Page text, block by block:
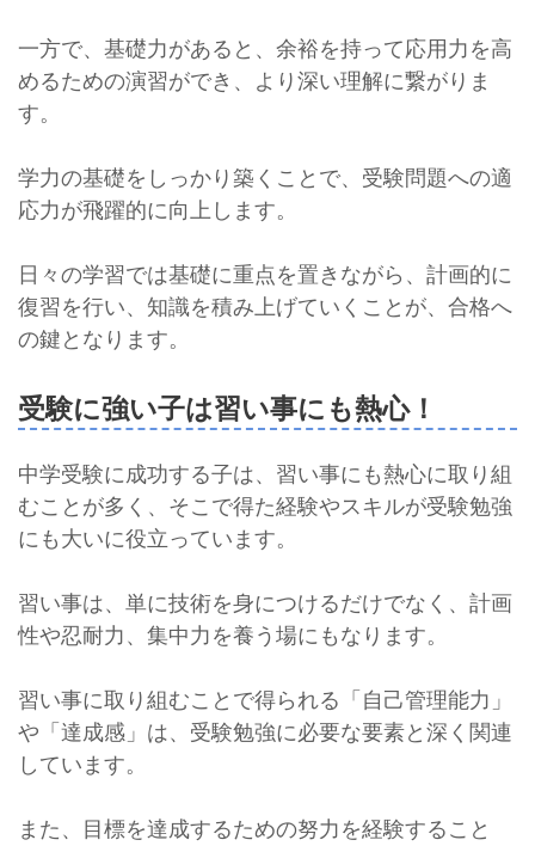
一方で、基礎力があると、余裕を持って応用力を高
めるための演習ができ、より深い理解に繋がりま
す。
学力の基礎をしっかり築くことで、受験問題への適
応力が飛躍的に向上します。
日々の学習では基礎に重点を置きながら、計画的に
復習を行い、知識を積み上げていくことが、合格へ
の鍵となります。
受験に強い子は習い事にも熱心！
中学受験に成功する子は、習い事にも熱心に取り組
むことが多く、そこで得た経験やスキルが受験勉強
にも大いに役立っています。
習い事は、単に技術を身につけるだけでなく、計画
性や忍耐力、集中力を養う場にもなります。
習い事に取り組むことで得られる「自己管理能力」
や「達成感」は、受験勉強に必要な要素と深く関連
しています。
また、目標を達成するための努力を経験すること